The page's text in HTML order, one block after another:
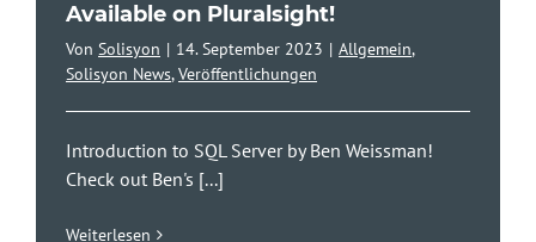
Available on Pluralsight!
Von Solisyon | 14. September 2023 | Allgemein,
Solisyon News,Veröffentlichungen
Introduction to SQL Server by Ben Weissman!
Check out Ben's [...]
Weiterlesen